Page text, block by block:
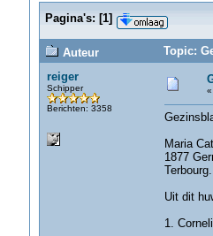
Pagina's: [1]
Auteur
Topic:
reiger
Schipper
Berichten: 3358
«
Maria
1877
Terbourg.
Uit dit
1.